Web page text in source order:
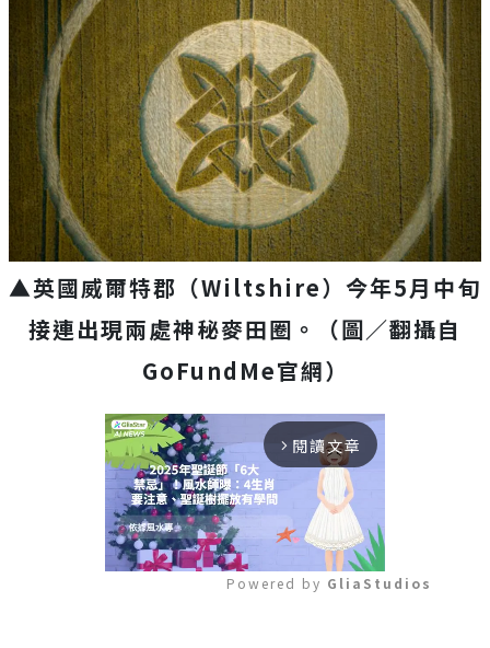
▲英國威爾特郡（Wiltshire）今年5月中旬
接連出現兩處神秘麥田圈。（圖／翻攝自
GoFundMe官網）
arrow_forward_ios 閱讀文章
Powered by GliaStudios